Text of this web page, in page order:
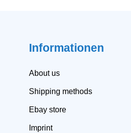
Informationen
About us
Shipping methods
Ebay store
Imprint